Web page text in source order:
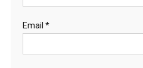
Email *